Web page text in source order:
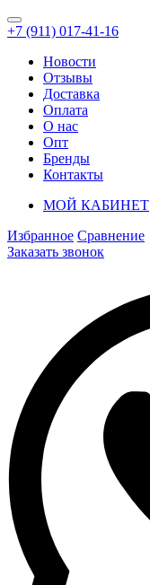
+7 (911) 017-41-16
Новости
Отзывы
Доставка
Оплата
О нас
Опт
Бренды
Контакты
МОЙ КАБИНЕТ
Избранное Сравнение
Заказать звонок